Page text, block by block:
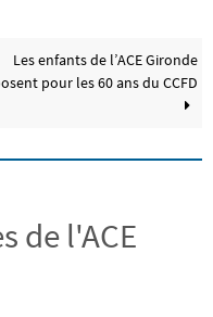
Les enfants de l’ACE Gironde
pour les 60 ans du CCFD
de l'ACE